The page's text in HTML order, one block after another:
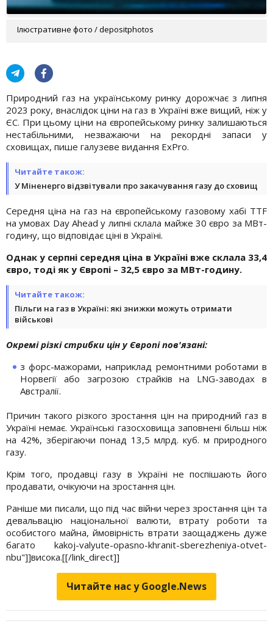
Ілюстративне фото / depositphotos
Природний газ на українському ринку дорожчає з липня
2023 року, внаслідок ціни на газ в Україні вже вищий, ніж у
ЄС. При цьому ціни на європейському ринку залишаються
нестабільними, незважаючи на рекордні запаси у
сховищах, пише галузеве видання ExPro.
Читайте також:
У Міненерго відзвітували про закачування газу до сховищ
Середня ціна на газ на європейському газовому хабі TTF
на умовах Day Ahead у липні склала майже 30 євро за МВт-
годину, що відповідає ціні в Україні.
Однак у серпні середня ціна в Україні вже склала 33,4
євро, тоді як у Європі – 32,5 євро за МВт-годину.
Читайте також:
Пільги на газ в Україні: які знижки можуть отримати
військові
Окремі різкі стрибки цін у Європі пов'язані:
з форс-мажорами, наприклад ремонтними роботами в
Норвегії або загрозою страйків на LNG-заводах в
Австралії.
Причин такого різкого зростання цін на природний газ в
Україні немає. Українські газосховища заповнені більш ніж
на 42%, зберігаючи понад 13,5 млрд. куб. м природного
газу.
Крім того, продавці газу в Україні не поспішають його
продавати, очікуючи на зростання цін.
Раніше ми писали, що під час війни через зростання цін та
девальвацію національної валюти, втрату роботи та
особистого майна, ймовірність втрати заощаджень дуже
багато kakoj-valyute-opasno-khranit-sberezheniya-otvet-
nbu"]]висока.[[/link_direct]]
Читайте нас у Google.News